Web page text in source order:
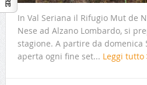
In Val Seriana il Rifugio Mut de
Nese ad Alzano Lombardo, si
stagione. A partire da
aperta ogni fine set... Leggi tutto